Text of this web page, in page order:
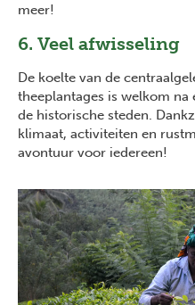
meer!
6. Veel afwisseling
De koelte van de
theeplantages is welkom na
de historische steden.
klimaat, activiteiten en
avontuur voor iedereen!